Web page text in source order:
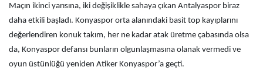
Maçın ikinci yarısına, iki değişiklikle sahaya çıkan Antalyaspor biraz
daha etkili başladı. Konyaspor orta alanındaki basit top kayıplarını
değerlendiren konuk takım, her ne kadar atak üretme çabasında olsa
da, Konyaspor defansı bunların olgunlaşmasına olanak vermedi ve
oyun üstünlüğü yeniden Atiker Konyaspor’a geçti.